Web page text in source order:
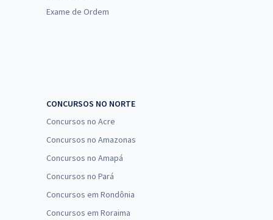
Exame de Ordem
CONCURSOS NO NORTE
Concursos no Acre
Concursos no Amazonas
Concursos no Amapá
Concursos no Pará
Concursos em Rondônia
Concursos em Roraima